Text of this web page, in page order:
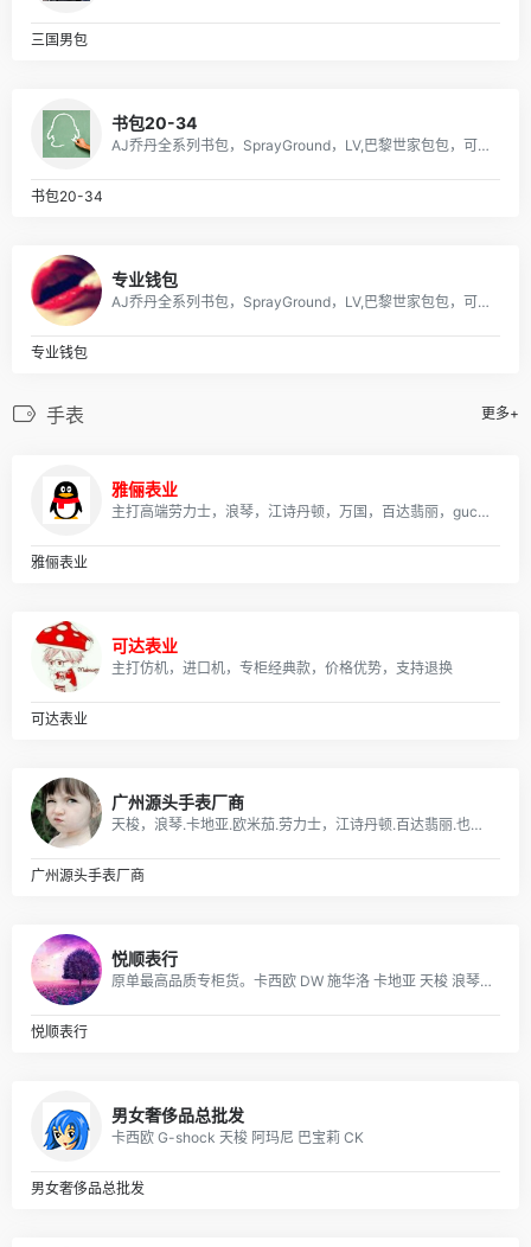
三国男包
书包20-34
AJ乔丹全系列书包，SprayGround，LV,巴黎世家包包，可下单，接各路大佬订单
书包20-34
专业钱包
AJ乔丹全系列书包，SprayGround，LV,巴黎世家包包，可下单，接各路大佬订单
专业钱包
手表 更多+
雅俪表业
主打高端劳力士，浪琴，江诗丹顿，万国，百达翡丽，gucci，美度，卡地亚，阿玛尼，打天梭，卡西欧，dw等各大品牌
雅俪表业
可达表业
主打仿机，进口机，专柜经典款，价格优势，支持退换
可达表业
广州源头手表厂商
天梭，浪琴.卡地亚.欧米茄.劳力士，江诗丹顿.百达翡丽.也可以报图片
广州源头手表厂商
悦顺表行
原单最高品质专柜货。卡西欧 DW 施华洛 卡地亚 天梭 浪琴 瑞士ETA机芯定制…….等
悦顺表行
男女奢侈品总批发
卡西欧 G-shock 天梭 阿玛尼 巴宝莉 CK
男女奢侈品总批发